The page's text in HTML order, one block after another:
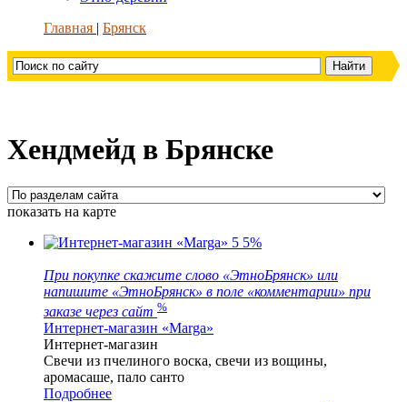
Главная
Брянск
Хендмейд в Брянске
показать на карте
5 5%
При покупке скажите слово «ЭтноБрянск» или
напишите «ЭтноБрянск» в поле «комментарии» при
заказе через сайт %
Интернет-магазин «Marga»
Интернет-магазин
Свечи из пчелиного воска, свечи из вощины,
аромасаше, пало санто
Подробнее